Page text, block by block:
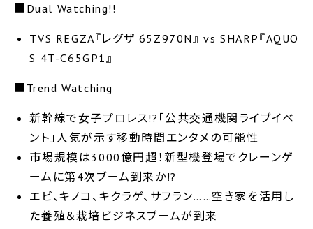
■Dual Watching!!
TVS REGZA『レグザ 65Z970N』 vs SHARP『AQUO
S 4T-C65GP1』
■Trend Watching
新幹線で女子プロレス!?「公共交通機関ライブイベ
ント」人気が示す移動時間エンタメの可能性
市場規模は3000億円超！新型機登場でクレーンゲ
ームに第4次ブーム到来か!?
エビ、キノコ、キクラゲ、サフラン……空き家を活用し
た養殖＆栽培ビジネスブームが到来